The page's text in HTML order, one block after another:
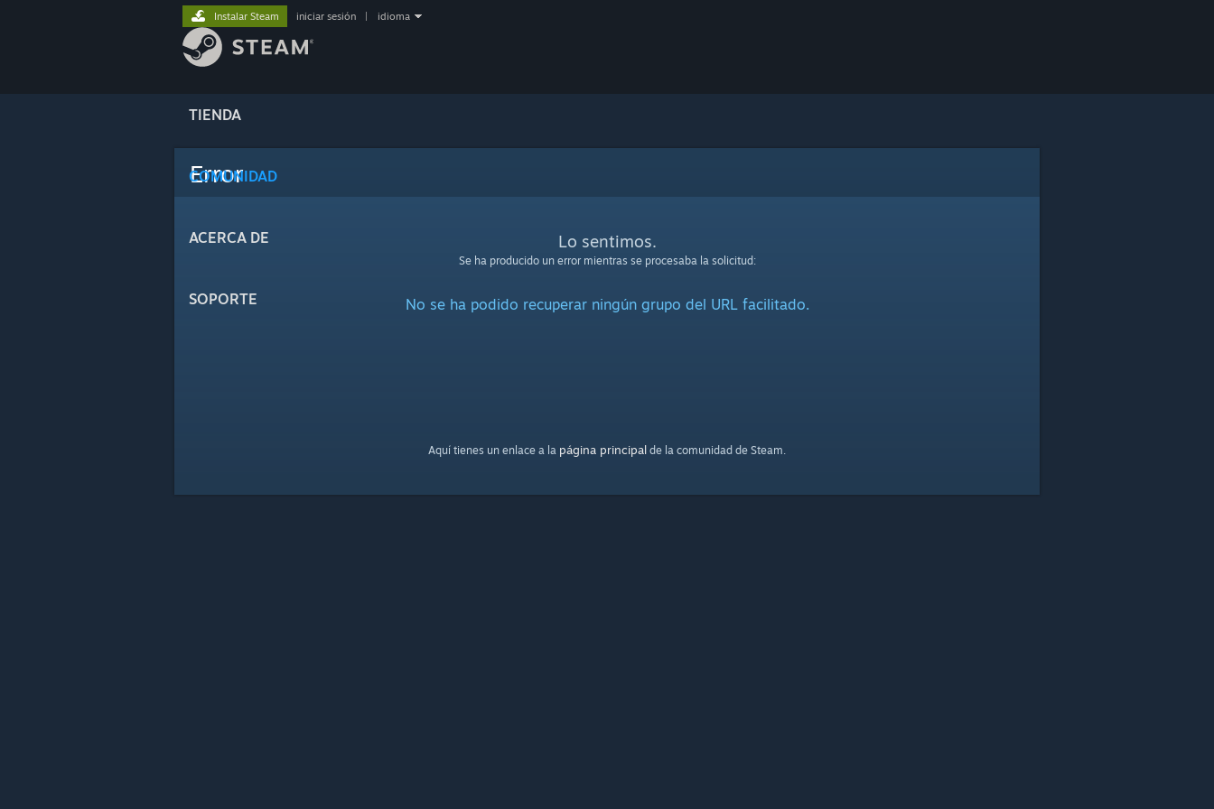
TIENDA
COMUNIDAD
ACERCA DE
SOPORTE
Instalar Steam iniciar sesión idioma
Error
Lo sentimos.
Se ha producido un error mientras se procesaba la solicitud:
No se ha podido recuperar ningún grupo del URL facilitado.
Aquí tienes un enlace a la página principal de la comunidad de Steam.